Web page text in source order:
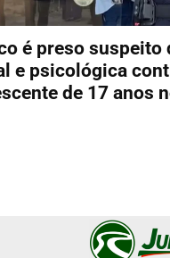
é preso suspeito
e psicológica
de 17 anos